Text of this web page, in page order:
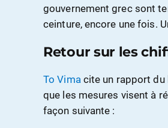
gouvernement grec sont
ceinture, encore une fois.
Retour sur les
To Vima cite un rapport du
que les mesures visent à
façon suivante :